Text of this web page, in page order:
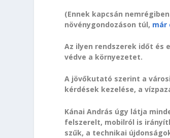
(Ennek kapcsán
növénygondozáson túl, már
Az ilyen rendszerek időt és
védve a környezetet.
A jövőkutató szerint a
kérdések kezelése, a
Kánai András úgy látja
felszerelt, mobilról is
szűk, a technikai